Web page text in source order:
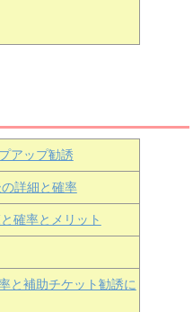
アップ勧誘
詳細と確率
確率とメリット
と補助チケット勧誘に